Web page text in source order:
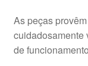
As peças
cuidadosamente
de